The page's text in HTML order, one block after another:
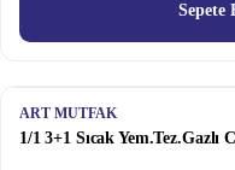
Sepete
ART MUTFAK
1/1 3+1 Sıcak Yem.Tez.Gazlı